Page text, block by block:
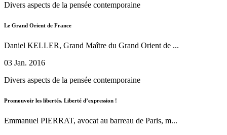
Divers aspects de la pensée contemporaine
Le Grand Orient de France
Daniel KELLER, Grand Maître du Grand Orient de ...
03 Jan. 2016
Divers aspects de la pensée contemporaine
Promouvoir les libertés. Liberté d’expression !
Emmanuel PIERRAT, avocat au barreau de Paris, m...